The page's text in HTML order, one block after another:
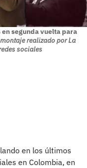
segunda vuelta para
realizado por La
sociales
en los últimos
en Colombia, en